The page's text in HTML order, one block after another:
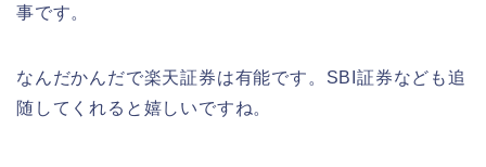
事です。
なんだかんだで楽天証券は有能です。SBI証券なども追
随してくれると嬉しいですね。